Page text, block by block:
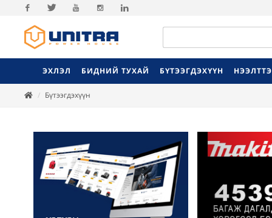
Facebook
ЭХЛЭЛ БИДНИЙ ТУХАЙ БҮТЭЭГДЭХҮҮН
Бүтээгдэхүүн